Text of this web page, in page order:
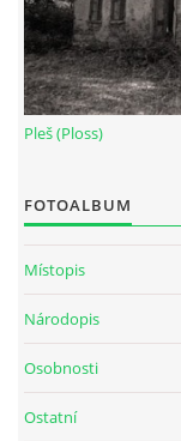
Pleš (Ploss)
FOTOALBUM
Místopis
Národopis
Osobnosti
Ostatní